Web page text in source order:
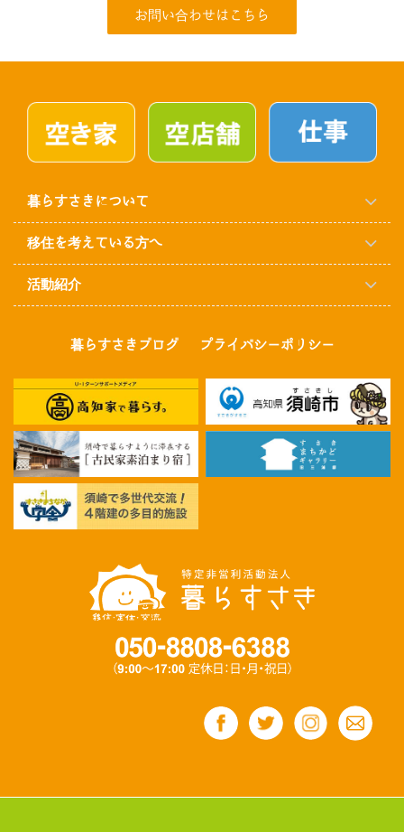
お問い合わせはこちら
暮らすさきについて
移住を考えている方へ
活動紹介
暮らすさきブログ プライバシーポリシー